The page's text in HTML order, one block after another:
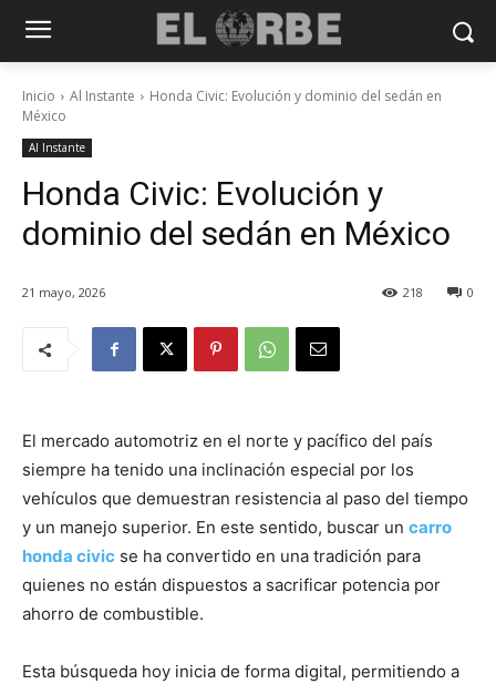
Inicio Al Instante
Honda Civic: Evolución y dominio del sedán en
México
Al Instante
Honda Civic: Evolución y
dominio del sedán en México
21 mayo, 2026 0
218
El mercado automotriz en el norte y pacífico del país
siempre ha tenido una inclinación especial por los
vehículos que demuestran resistencia al paso del tiempo
y un manejo superior. En este sentido, buscar un carro
honda civic se ha convertido en una tradición para
quienes no están dispuestos a sacrificar potencia por
ahorro de combustible.
Esta búsqueda hoy inicia de forma digital, permitiendo a